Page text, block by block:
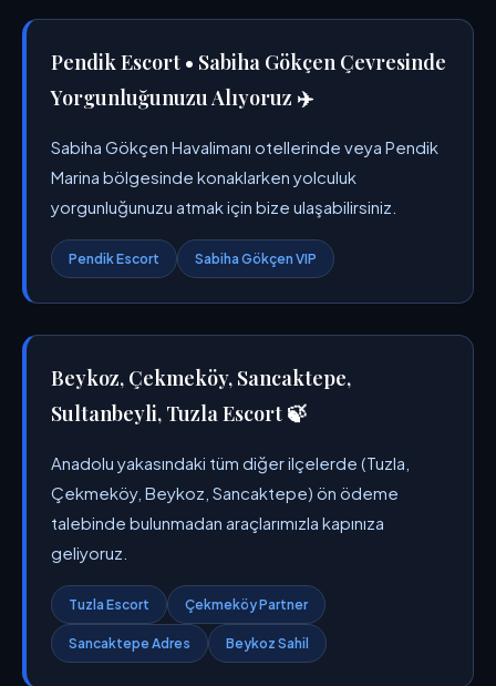
Pendik Escort • Sabiha Gökçen Çevresinde
Yorgunluğunuzu Alıyoruz ✈️
Sabiha Gökçen Havalimanı otellerinde veya Pendik
Marina bölgesinde konaklarken yolculuk
yorgunluğunuzu atmak için bize ulaşabilirsiniz.
Pendik Escort Sabiha Gökçen VIP
Beykoz, Çekmeköy, Sancaktepe,
Sultanbeyli, Tuzla Escort 🍃
Anadolu yakasındaki tüm diğer ilçelerde (Tuzla,
Çekmeköy, Beykoz, Sancaktepe) ön ödeme
talebinde bulunmadan araçlarımızla kapınıza
geliyoruz.
Tuzla Escort Çekmeköy Partner
Sancaktepe Adres Beykoz Sahil